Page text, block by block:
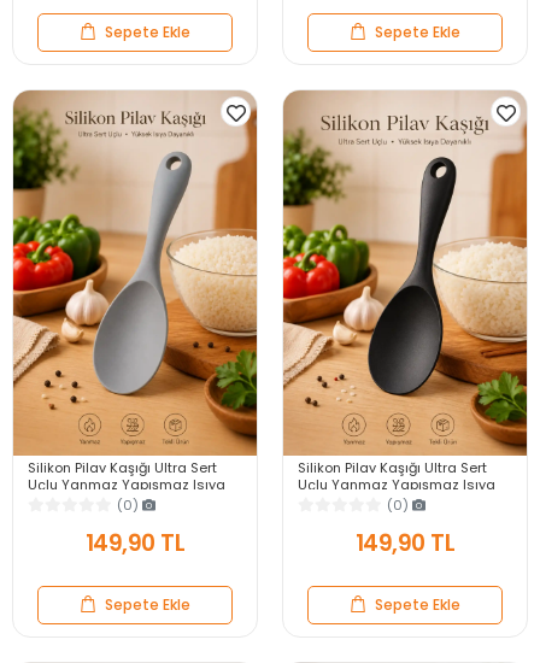
Sepete Ekle Sepete Ekle
Silikon Pilav Kaşığı Ultra Sert
Uçlu Yanmaz Yapışmaz Isıya
Dayanıklı Gri Servis Yemek
(0)
149,90 TL
Sepete Ekle
Silikon Pilav Kaşığı Ultra Sert
Uçlu Yanmaz Yapışmaz Isıya
Dayanıklı Siyah Servis Yemek
(0)
149,90 TL
Sepete Ekle